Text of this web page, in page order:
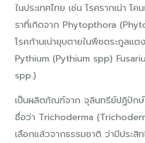
ในประเทศไทย เช่น โรครากเน่า โค
ราที่เกิดจาก Phytopthora
โรคก้านเน่ายุบตายในพืชตระกูลแต
Pythium (Pythium spp)
spp.)
เป็นผลิตภัณฑ์จาก จุลินทรีย์ปฏิปักษ์
ชื่อว่า Trichoderma
เลือกแล้วจากธรรมชาติ ว่ามีประสิ